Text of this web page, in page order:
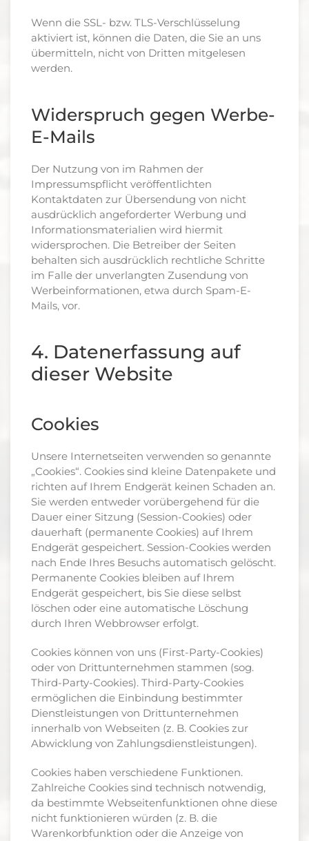
Wenn die SSL- bzw. TLS-Verschlüsselung
aktiviert ist, können die Daten, die Sie an uns
übermitteln, nicht von Dritten mitgelesen
werden.
Widerspruch gegen Werbe-
E-Mails
Der Nutzung von im Rahmen der
Impressumspflicht veröffentlichten
Kontaktdaten zur Übersendung von nicht
ausdrücklich angeforderter Werbung und
Informationsmaterialien wird hiermit
widersprochen. Die Betreiber der Seiten
behalten sich ausdrücklich rechtliche Schritte
im Falle der unverlangten Zusendung von
Werbeinformationen, etwa durch Spam-E-
Mails, vor.
4. Datenerfassung auf
dieser Website
Cookies
Unsere Internetseiten verwenden so genannte
„Cookies“. Cookies sind kleine Datenpakete und
richten auf Ihrem Endgerät keinen Schaden an.
Sie werden entweder vorübergehend für die
Dauer einer Sitzung (Session-Cookies) oder
dauerhaft (permanente Cookies) auf Ihrem
Endgerät gespeichert. Session-Cookies werden
nach Ende Ihres Besuchs automatisch gelöscht.
Permanente Cookies bleiben auf Ihrem
Endgerät gespeichert, bis Sie diese selbst
löschen oder eine automatische Löschung
durch Ihren Webbrowser erfolgt.
Cookies können von uns (First-Party-Cookies)
oder von Drittunternehmen stammen (sog.
Third-Party-Cookies). Third-Party-Cookies
ermöglichen die Einbindung bestimmter
Dienstleistungen von Drittunternehmen
innerhalb von Webseiten (z. B. Cookies zur
Abwicklung von Zahlungsdienstleistungen).
Cookies haben verschiedene Funktionen.
Zahlreiche Cookies sind technisch notwendig,
da bestimmte Webseitenfunktionen ohne diese
nicht funktionieren würden (z. B. die
Warenkorbfunktion oder die Anzeige von